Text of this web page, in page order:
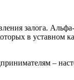
залога.
в уставном
–